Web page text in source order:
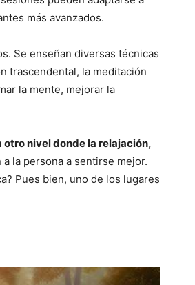
más avanzados.
Se enseñan diversas técnicas
trascendental, la meditación
la mente, mejorar la
nivel donde la relajación,
a la persona a sentirse mejor.
Pues bien, uno de los lugares